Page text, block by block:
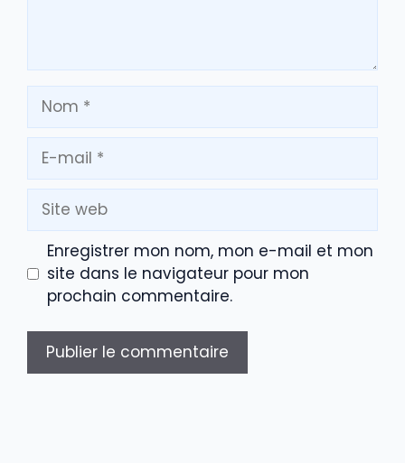
Nom
mail
Site
web
Enregistrer mon nom, mon e-mail et mon
site dans le navigateur pour mon
prochain commentaire.